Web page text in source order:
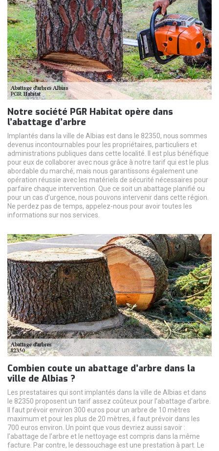
Notre société PGR Habitat opère dans
l’abattage d’arbre
Implantés dans la ville de Albias est dans le 82350, nous sommes
devenus incontournables pour les propriétaires, particuliers et
administrations publiques dans cette localité. Il est plus bénéfique
pour eux de collaborer avec nous grâce à notre tarif qui est le plus
abordable du marché, mais nous garantissons également une
opération réussie avec les matériels de sécurité nécessaires pour
parfaire chaque intervention. Que ce soit un abattage planifié ou
pour un cas d’urgence, nous pouvons intervenir dans cette région.
Ne perdez pas de temps, appelez-nous pour avoir toutes les
informations sur nos services.
Combien coute un abattage d’arbre dans la
ville de Albias ?
Les prestataires qui sont implantés dans la ville de Albias et dans
le 82350 proposent un tarif assez coûteux pour l’abattage d’arbre.
Il faut prévoir environ 300 euros pour un arbre de 10 mètres
maximum et pour les plus de 20 mètres, il faut prévoir dans les
700 euros environ. Un point que vous devriez aussi savoir :
l’abattage de l’arbre et le nettoyage est compris dans la même
facture. Par contre, le dessouchage est une prestation à part. Le